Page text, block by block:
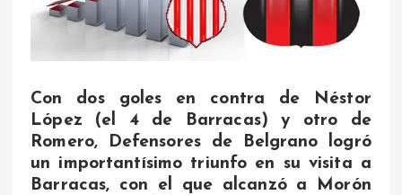
Con dos goles en contra de Néstor
López (el 4 de Barracas) y otro de
Romero, Defensores de Belgrano logró
un importantísimo triunfo en su visita a
Barracas, con el que alcanzó a Morón